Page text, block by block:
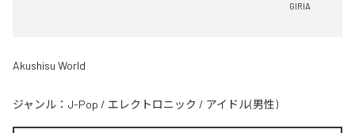
GIRIA
Akushisu World
ジャンル： J-Pop / エレクトロニック / アイドル(男性)